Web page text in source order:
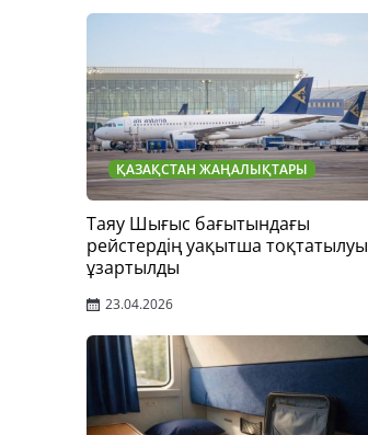
ҚАЗАҚСТАН ЖАҢАЛЫҚТАРЫ
Таяу Шығыс бағытындағы
рейстердің уақытша тоқтатылуы
ұзартылды
23.04.2026